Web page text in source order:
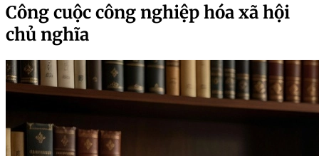
Công cuộc công nghiệp hóa xã hội
chủ nghĩa